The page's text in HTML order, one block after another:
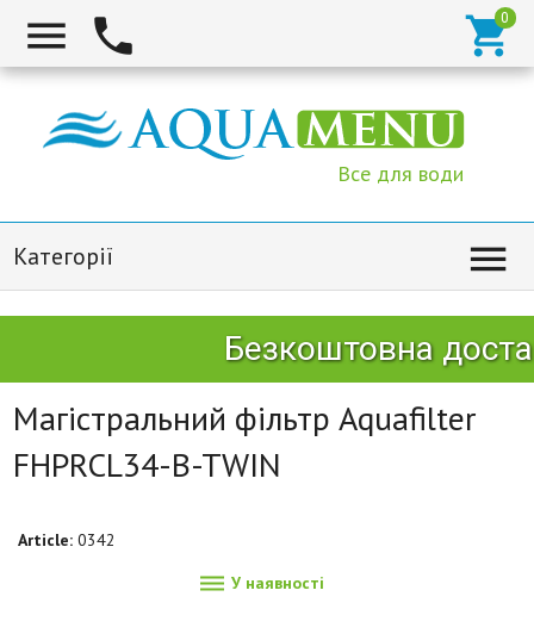
  
Все для води
Категорії 
Безкоштовна
Магістральний фільтр Aquafilter
FHPRCL34-B-TWIN
Article: 0342
 У наявності